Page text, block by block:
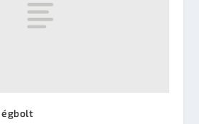
égbolt